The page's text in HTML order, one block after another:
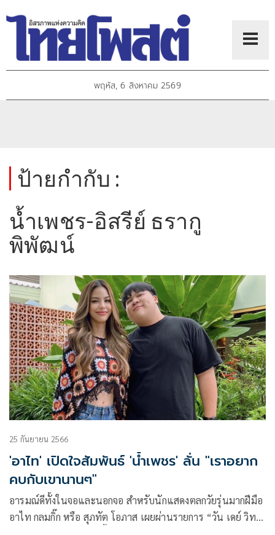
พฤหัส, 6 สิงหาคม 2569
ป้ายกำกับ :
น้ำเพชร-อิสรีย์ ธรากู
พิพัฒน์
25 กันยายน 2566
'อาไท' เปิดใจสัมพันธ์ 'น้ำเพชร' ลั่น "เราอยาก
คบกับเขานานๆ"
อารมณ์ดีทั้งในจอและนอกจอ สำหรับนักแสดงตลกวัยรุ่นมากฝีมือ
อาไท กลมกิ๊ก หรือ สุภทัต โอภาส เผยผ่านรายการ “วัน เดย์ วิท